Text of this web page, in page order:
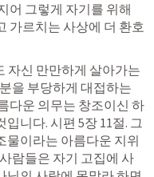
어 그렇게 자기를 위해
가르치는 사상에 더 환호
자신 만만하게 살아가는
을 부당하게 대접하는
다운 의무는 창조이신 하
입니다. 시편 5장 11절. 그
물이라는 아름다운 지위
람들은 자기 고집에 사